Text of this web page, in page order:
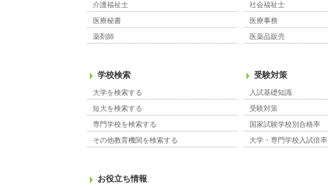
介護福祉士
社会福祉士
医療秘書
医療事務
薬剤師
医薬品販売
学校検索
大学を検索する
短大を検索する
専門学校を検索する
その他教育機関を検索する
受験対策
入試基礎知識
受験対策
国家試験学校別合格率
大学・専門学校入試倍率
お役立ち情報